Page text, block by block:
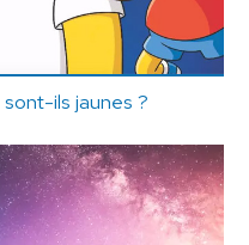
sont-ils jaunes ?